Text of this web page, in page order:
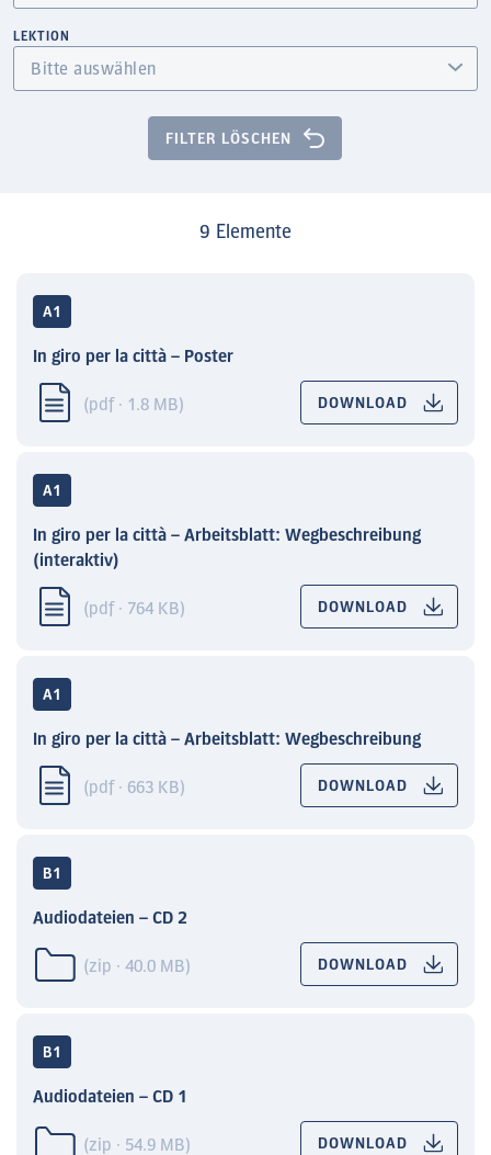
LEKTION
FILTER LÖSCHEN
9 Elemente
A1
In giro per la città – Poster
(pdf · 1.8 MB) DOWNLOAD
A1
In giro per la città – Arbeitsblatt: Wegbeschreibung
(interaktiv)
(pdf · 764 KB) DOWNLOAD
A1
In giro per la città – Arbeitsblatt: Wegbeschreibung
(pdf · 663 KB) DOWNLOAD
B1
Audiodateien – CD 2
(zip · 40.0 MB) DOWNLOAD
B1
Audiodateien – CD 1
(zip · 54.9 MB) DOWNLOAD